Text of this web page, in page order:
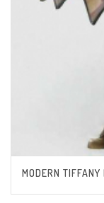
MODERN TIFFANY